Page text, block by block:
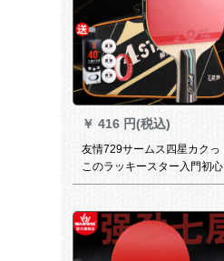
￥ 416 円(税込)
友情729サームス四星カクっ
このラッキースター入門初心
者の卓球の完成品は両面のゴ
ラップをした卓球をした4星
（短い柄）をしたものです。